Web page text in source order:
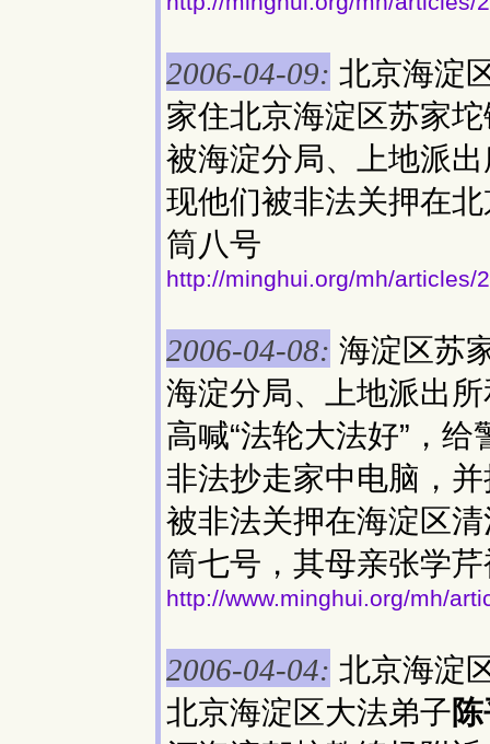
2006-04-09: 北京海淀
家住北京海淀区苏家
被海淀分局、上地派
现他们被非法关押在
筒八号
http://minghui.org/mh/articles/
2006-04-08: 海淀区苏
海淀分局、上地派出
高喊“法轮大法好”，
非法抄走家中电脑，
被非法关押在海淀区
筒七号，其母亲张学
http://www.minghui.org/mh/
2006-04-04: 北京海淀
北京海淀区大法弟子